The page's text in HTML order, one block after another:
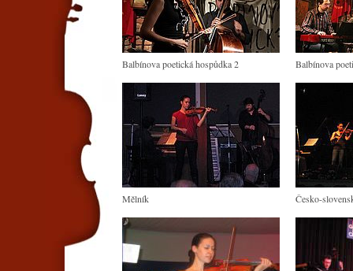
Balbínova poetická hospůdka 2 Balbínova
Mělník Česko-